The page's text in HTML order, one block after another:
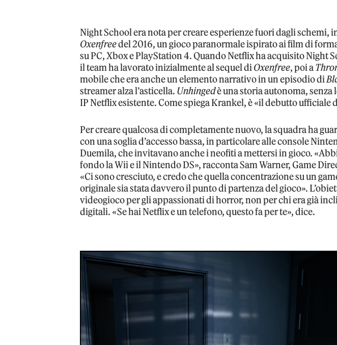
Night School era nota per creare esperienze fuori dagli schemi,
Oxenfreedel 2016, un gioco paranormale ispirato ai film di
su PC, Xbox e PlayStation 4. Quando Netflix ha acquisito Night
il team ha lavorato inizialmente al sequel diOxenfree, poi a
mobile che era anche un elemento narrativo in un episodio di
streamer alza l’asticella. Unhingedè una storia autonoma, senza
IP Netflix esistente. Come spiega Krankel, è «il debutto ufficiale
Per creare qualcosa di completamente nuovo, la squadra ha
con una soglia d’accesso bassa, in particolare alle console
Duemila, che invitavano anche i neofiti a mettersi in gioco.
fondo la Wii e il Nintendo DS», racconta Sam Warner, Game
«Ci sono cresciuto, e credo che quella concentrazione su un
originale sia stata davvero il punto di partenza del gioco».
videogioco per gli appassionati di horror, non per chi era già
digitali. «Se hai Netflix e un telefono, questo fa per te», dice.